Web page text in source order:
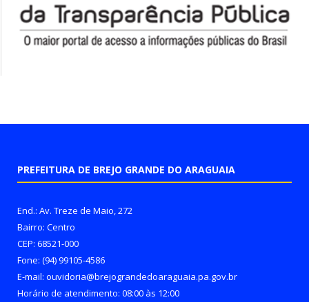
PREFEITURA DE BREJO GRANDE DO ARAGUAIA
End.: Av. Treze de Maio, 272
Bairro: Centro
CEP: 68521-000
Fone: (94) 99105-4586
E-mail: ouvidoria@brejograndedoaraguaia.pa.gov.br
Horário de atendimento: 08:00 às 12:00